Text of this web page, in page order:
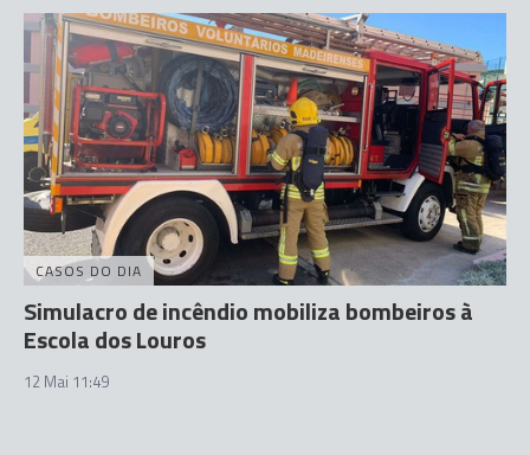
CASOS DO DIA
Simulacro de incêndio mobiliza bombeiros à
Escola dos Louros
12 Mai 11:49